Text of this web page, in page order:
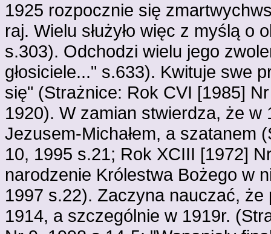
1925 rozpocznie się
raj. Wielu służyło więc z myślą o
s.303). Odchodzi wielu jego
głosiciele..." s.633). Kwituje swe
się" (Strażnice: Rok CVI [1985]
1920). W zamian stwierdza, że w
Jezusem-Michałem, a szatanem
10, 1995 s.21; Rok XCIII [1972]
narodzenie Królestwa Bożego w
1997 s.22). Zaczyna nauczać, że
1914, a szczególnie w 1919r.